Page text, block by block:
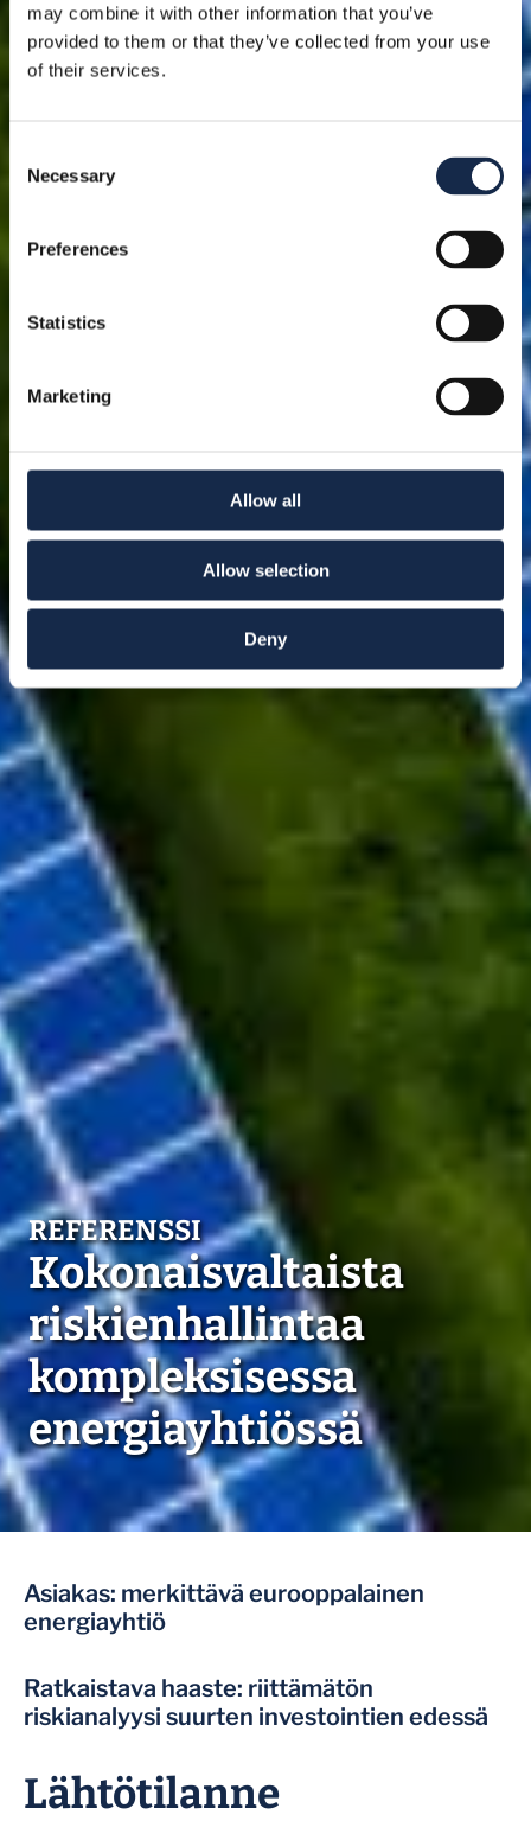
may combine it with other information that you’ve
provided to them or that they’ve collected from your use
of their services.
Selection
Necessary
Preferences
Statistics
Marketing
Allow all
Allow selection
Deny
Kokonaisvaltaista
riskienhallintaa
kompleksisessa
energiayhtiössä
Asiakas: merkittävä eurooppalainen
energiayhtiö
Ratkaistava haaste: riittämätön
riskianalyysi suurten investointien edessä
Lähtötilanne